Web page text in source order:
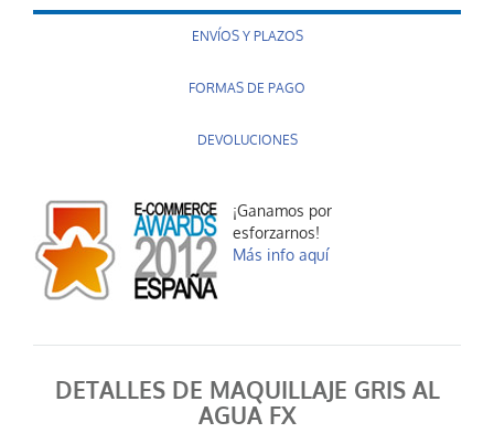
ENVÍOS Y PLAZOS
FORMAS DE PAGO
DEVOLUCIONES
¡Ganamos por
esforzarnos!
Más info aquí
DETALLES DE MAQUILLAJE GRIS AL
AGUA FX